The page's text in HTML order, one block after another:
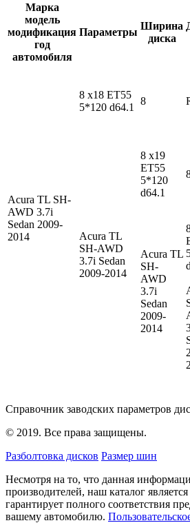
Марка
модель
модификация
год
автомобиля
Параметры
Ширина
диска
Acura TL SH-
AWD 3.7i
Sedan 2009-
2014
8 x18 ET55
5*120 d64.1
8
Acura TL
SH-AWD
3.7i Sedan
2009-2014
8 x19
ET55
5*120
d64.1
Acura TL
SH-
AWD
3.7i
Sedan
2009-
2014
Справочник заводских параметров
© 2019. Все права защищены.
Разболтовка дисков Размер шин
Несмотря на то, что данная
производителей, наш каталог
гарантирует полного соответствия
вашему автомобилю.